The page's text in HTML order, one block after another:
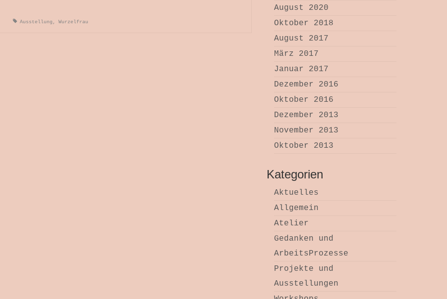
Ausstellung , Wurzelfrau
August 2020
Oktober 2018
August 2017
März 2017
Januar 2017
Dezember 2016
Oktober 2016
Dezember 2013
November 2013
Oktober 2013
Kategorien
Aktuelles
Allgemein
Atelier
Gedanken und
ArbeitsProzesse
Projekte und
Ausstellungen